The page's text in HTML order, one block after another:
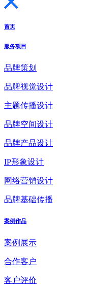
首页
服务项目
品牌策划
品牌视觉设计
主题传播设计
品牌空间设计
品牌产品设计
IP形象设计
网络营销设计
品牌基础传播
案例作品
案例展示
合作客户
客户评价